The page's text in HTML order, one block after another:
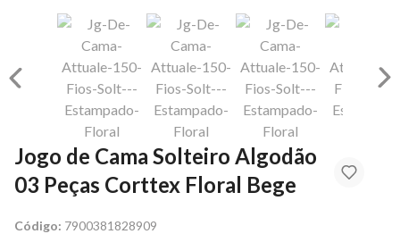
Jogo de Cama Solteiro Algodão
03 Peças Corttex Floral Bege
Código: 7900381828909